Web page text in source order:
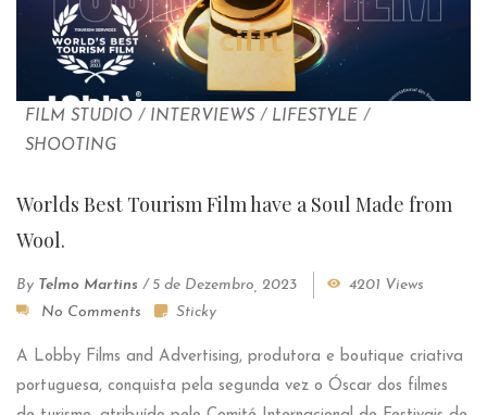
FILM STUDIO / INTERVIEWS / LIFESTYLE /
SHOOTING
Worlds Best Tourism Film have a Soul Made from
Wool.
By Telmo Martins / 5 de Dezembro, 2023
4201 Views
No Comments
Sticky
A Lobby Films and Advertising, produtora e boutique criativa
portuguesa, conquista pela segunda vez o Óscar dos filmes